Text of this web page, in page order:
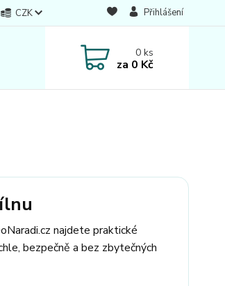
CZK Přihlášení
0ks
za 0 Kč
najdete praktické
bezpečně a bez zbytečných